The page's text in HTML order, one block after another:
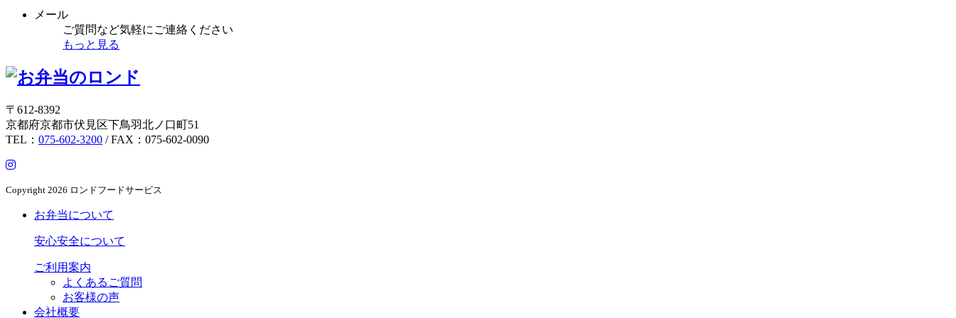
メール
ご質問など気軽にご連絡ください
もっと見る
〒612-8392
京都府京都市伏見区下鳥羽北ノ口町51
TEL： 075-602-3200 / FAX：075-602-0090
Copyright 2026 ロンドフードサービス
お弁当について
安心安全について
ご利用案内
よくあるご質問
お客様の声
会社概要